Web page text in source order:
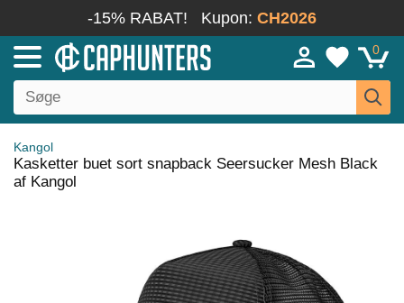
-15% RABAT! Kupon: CH2026
0
Kangol
Kasketter buet sort snapback Seersucker Mesh Black
af Kangol